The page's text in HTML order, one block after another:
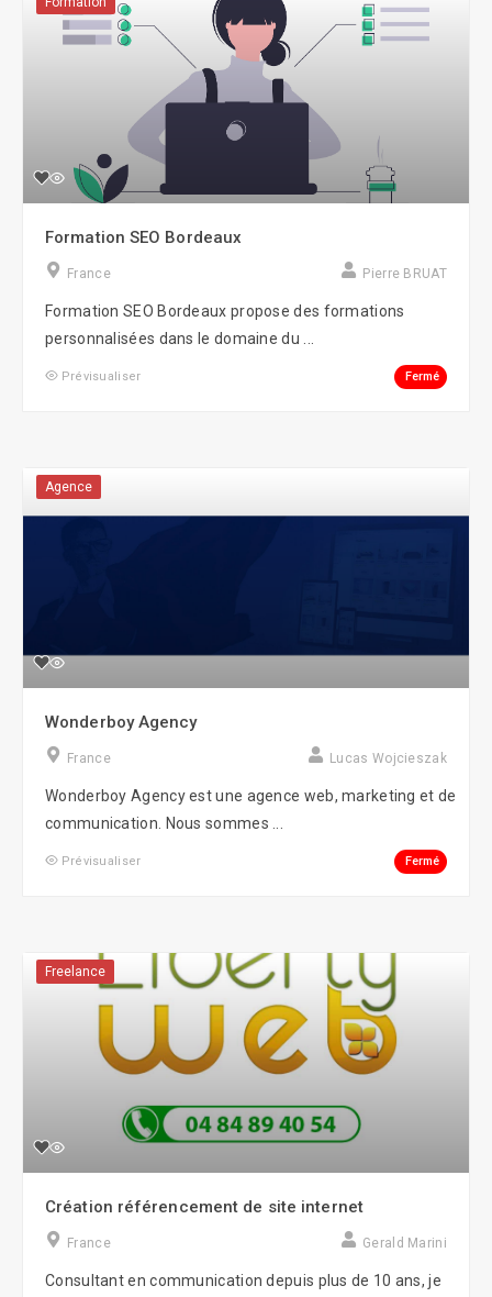
Formation SEO Bordeaux
France Pierre BRUAT
Formation SEO Bordeaux propose des formations
personnalisées dans le domaine du ...
Prévisualiser Fermé
Agence
Wonderboy Agency
France Lucas Wojcieszak
Wonderboy Agency est une agence web, marketing et de
communication. Nous sommes ...
Prévisualiser Fermé
Freelance
Création référencement de site internet
France Gerald Marini
Consultant en communication depuis plus de 10 ans, je